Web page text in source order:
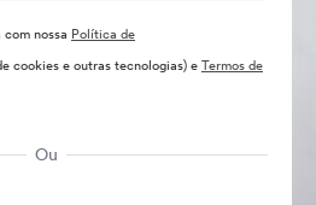
nossa Política de
cookies e outras tecnologias) eTermos de
Ou